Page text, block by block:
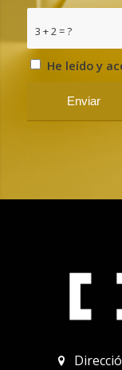
3 + 2 = ?
He leído y